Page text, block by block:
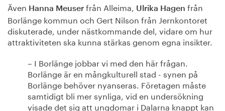
Även Hanna Meuser från Alleima, Ulrika Hagen från
Borlänge kommun och Gert Nilson från Jernkontoret
diskuterade, under nästkommande del, vidare om hur
attraktiviteten ska kunna stärkas genom egna insikter.
– I Borlänge jobbar vi med den här frågan.
Borlänge är en mångkulturell stad - synen på
Borlänge behöver nyanseras. Företagen måste
samtidigt bli mer synliga, vid en undersökning
visade det sig att ungdomar i Dalarna knappt kan